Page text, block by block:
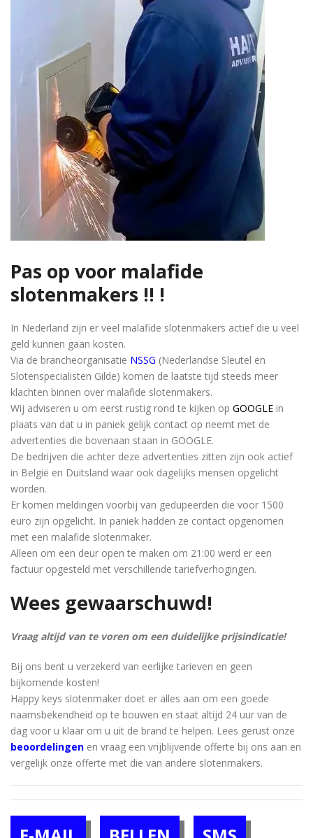
Pas op voor malafide
slotenmakers !! !
In Nederland zijn er veel malafide slotenmakers actief die u veel
geld kunnen gaan kosten.
Via de brancheorganisatie NSSG (Nederlandse Sleutel en
Slotenspecialisten Gilde) komen de laatste tijd steeds meer
klachten binnen over malafide slotenmakers.
Wij adviseren u om eerst rustig rond te kijken op GOOGLE in
plaats van dat u in paniek gelijk contact op neemt met de
advertenties die bovenaan staan in GOOGLE.
De bedrijven die achter deze advertenties zitten zijn ook actief
in België en Duitsland waar ook dagelijks mensen opgelicht
worden.
Er komen meldingen voorbij van gedupeerden die voor 1500
euro zijn opgelicht. In paniek hadden ze contact opgenomen
met een malafide slotenmaker.
Alleen om een ​​deur open te maken om 21:00 werd er een
factuur opgesteld met verschillende tariefverhogingen.
Wees gewaarschuwd!
Vraag altijd van te voren om een ​​duidelijke prijsindicatie!
Bij ons bent u verzekerd van eerlijke tarieven en geen
bijkomende kosten!
Happy keys slotenmaker doet er alles aan om een ​​goede
naamsbekendheid op te bouwen en staat altijd 24 uur van de
dag voor u klaar om u uit de brand te helpen. Lees gerust onze
beoordelingen en vraag een vrijblijvende offerte bij ons aan en
vergelijk onze offerte met die van andere slotenmakers.